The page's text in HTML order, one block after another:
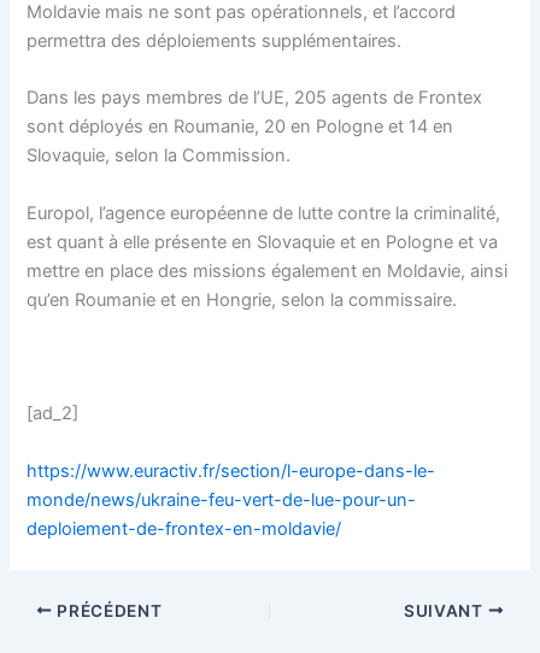
Moldavie mais ne sont pas opérationnels, et l’accord
permettra des déploiements supplémentaires.
Dans les pays membres de l’UE, 205 agents de Frontex
sont déployés en Roumanie, 20 en Pologne et 14 en
Slovaquie, selon la Commission.
Europol, l’agence européenne de lutte contre la criminalité,
est quant à elle présente en Slovaquie et en Pologne et va
mettre en place des missions également en Moldavie, ainsi
qu’en Roumanie et en Hongrie, selon la commissaire.
[ad_2]
https://www.euractiv.fr/section/l-europe-dans-le-
monde/news/ukraine-feu-vert-de-lue-pour-un-
deploiement-de-frontex-en-moldavie/
PRÉCÉDENT SUIVANT